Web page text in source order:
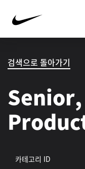
검색으로 돌아가기
Senior,
카테고리 ID